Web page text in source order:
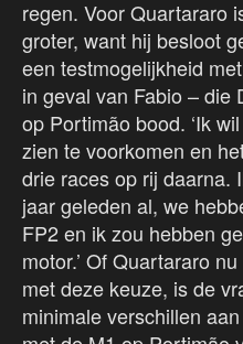
regen. Voor Quartararo
groter, want hij besloot
een testmogelijkheid
in geval van Fabio – die
op Portimão bood. ‘Ik
zien te voorkomen en
drie races op rij daarna.
jaar geleden al, we
FP2 en ik zou hebben
motor.’ Of Quartararo
met deze keuze, is de
minimale verschillen